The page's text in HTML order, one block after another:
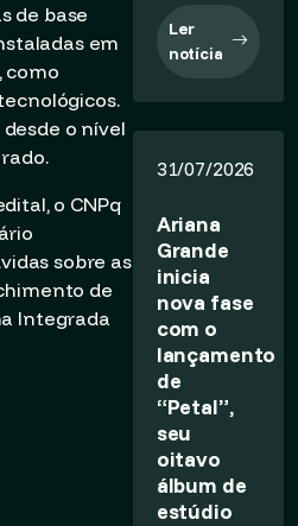
de base
em
como
o nível
o CNPq
sobre as
de
Integrada
Ler
notícia
31/07/2026
Ariana
Grande
inicia
nova fase
com o
lançamento
de
“Petal”,
seu
oitavo
álbum de
estúdio